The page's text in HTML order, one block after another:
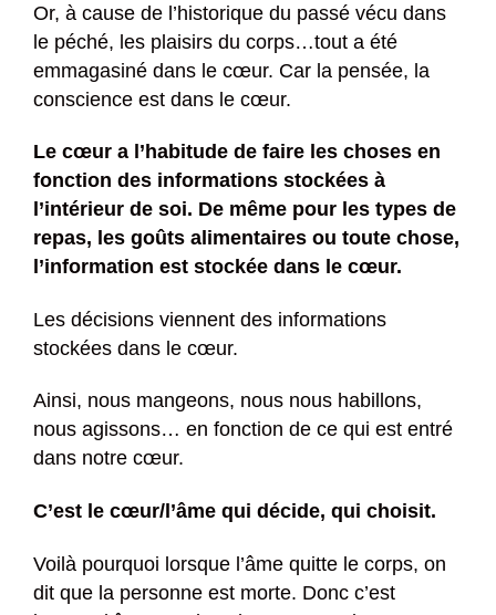
Or, à cause de l’historique du passé vécu dans
le péché, les plaisirs du corps…tout a été
emmagasiné dans le cœur. Car la pensée, la
conscience est dans le cœur.
Le cœur a l’habitude de faire les choses en
fonction des informations stockées à
l’intérieur de soi. De même pour les types de
repas, les goûts alimentaires ou toute chose,
l’information est stockée dans le cœur.
Les décisions viennent des informations
stockées dans le cœur.
Ainsi, nous mangeons, nous nous habillons,
nous agissons… en fonction de ce qui est entré
dans notre cœur.
C’est le cœur/l’âme qui décide, qui choisit.
Voilà pourquoi lorsque l’âme quitte le corps, on
dit que la personne est morte. Donc c’est